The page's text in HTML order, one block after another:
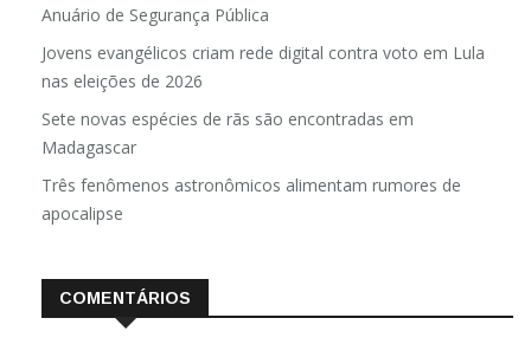
Anuário de Segurança Pública
Jovens evangélicos criam rede digital contra voto em Lula
nas eleições de 2026
Sete novas espécies de rãs são encontradas em
Madagascar
Três fenômenos astronômicos alimentam rumores de
apocalipse
COMENTÁRIOS